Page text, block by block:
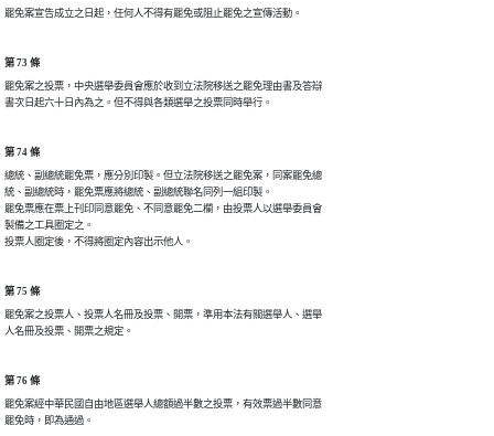
罷免案宣告成立之日起，任何人不得有罷免或阻止罷免之宣傳活動。
第 73 條
罷免案之投票，中央選舉委員會應於收到立法院移送之罷免理由書及答辯
書次日起六十日內為之。但不得與各類選舉之投票同時舉行。
第 74 條
總統、副總統罷免票，應分別印製。但立法院移送之罷免案，同案罷免總
統、副總統時，罷免票應將總統、副總統聯名同列一組印製。
罷免票應在票上刊印同意罷免、不同意罷免二欄，由投票人以選舉委員會
製備之工具圈定之。
投票人圈定後，不得將圈定內容出示他人。
第 75 條
罷免案之投票人、投票人名冊及投票、開票，準用本法有關選舉人、選舉
人名冊及投票、開票之規定。
第 76 條
罷免案經中華民國自由地區選舉人總額過半數之投票，有效票過半數同意
罷免時，即為通過。